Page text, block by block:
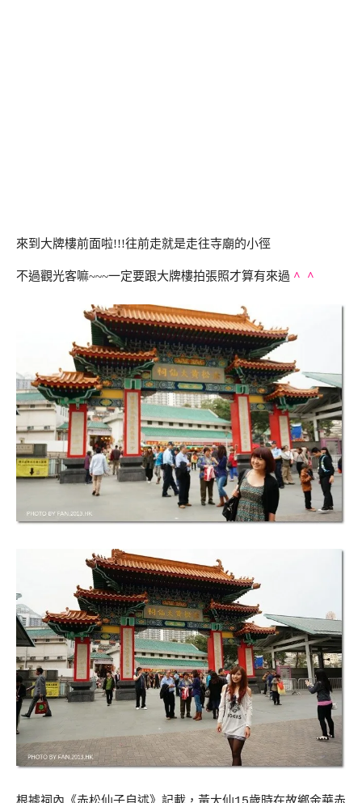
來到大牌樓前面啦!!!往前走就是走往寺廟的小徑
不過觀光客嘛~~~一定要跟大牌樓拍張照才算有來過 ^ ^